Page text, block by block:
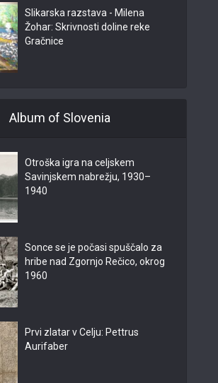
Slikarska razstava - Milena
Žohar: Skrivnosti doline reke
Gračnice
Album of Slovenia
Otroška igra na celjskem
Savinjskem nabrežju, 1930–
1940
Sonce se je počasi spuščalo za
hribe nad Zgornjo Rečico, okrog
1960
Prvi zlatar v Celju: Pettrus
Aurifaber